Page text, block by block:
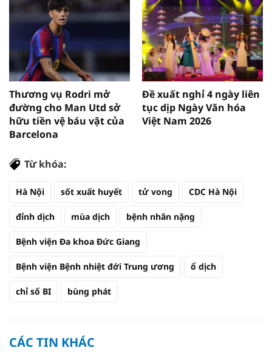
Thương vụ Rodri mở
đường cho Man Utd sở
hữu tiền vệ báu vật của
Barcelona
Đề xuất nghỉ 4 ngày liên
tục dịp Ngày Văn hóa
Việt Nam 2026
Từ khóa:
Hà Nội sốt xuất huyết tử vong CDC Hà Nội
đỉnh dịch mùa dịch bệnh nhân nặng
Bệnh viện Đa khoa Đức Giang
Bệnh viện Bệnh nhiệt đới Trung ương ổ dịch
chỉ số BI bùng phát
CÁC TIN KHÁC